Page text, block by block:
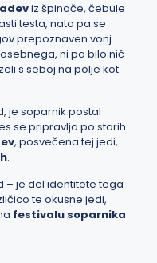
iz špinače, čebule
testa, nato pa se
prepoznaven vonj
ni pa bilo nič
s seboj na polje kot
je soparnik postal
se pripravlja po starih
, posvečena tej jedi,
.
– je del identitete tega
te okusne jedi,
festivalu soparnika